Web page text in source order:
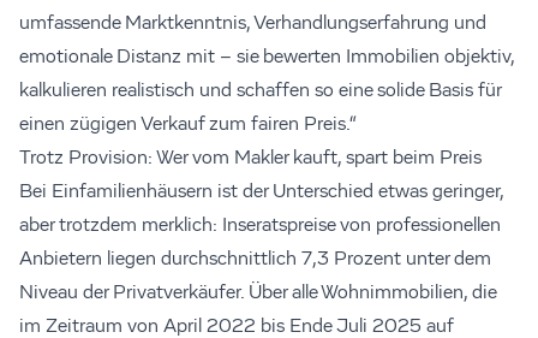
umfassende Marktkenntnis, Verhandlungserfahrung und
emotionale Distanz mit – sie bewerten Immobilien objektiv,
kalkulieren realistisch und schaffen so eine solide Basis für
einen zügigen Verkauf zum fairen Preis.“
Trotz Provision: Wer vom Makler kauft, spart beim Preis
Bei Einfamilienhäusern ist der Unterschied etwas geringer,
aber trotzdem merklich: Inseratspreise von professionellen
Anbietern liegen durchschnittlich 7,3 Prozent unter dem
Niveau der Privatverkäufer. Über alle Wohnimmobilien, die
im Zeitraum von April 2022 bis Ende Juli 2025 auf